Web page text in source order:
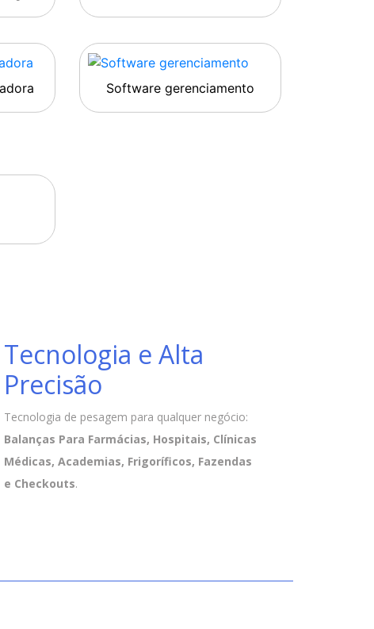
Software gerenciamento
Tecnologia e Alta
Precisão
Tecnologia de pesagem para qualquer negócio:
Balanças Para Farmácias, Hospitais, Clínicas
Médicas, Academias, Frigoríficos, Fazendas
e Checkouts.